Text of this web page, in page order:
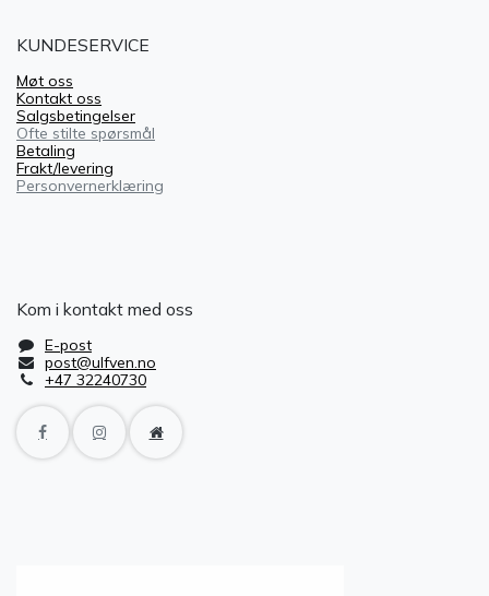
KUNDESERVICE
Møt oss
Kontakt oss
Salgsbetingelser
Ofte stilte spørsmål
Betaling
Frakt/levering
Personvernerklæring
Kom i kontakt med oss
E-post
post@ulfven.no
+47 32240730